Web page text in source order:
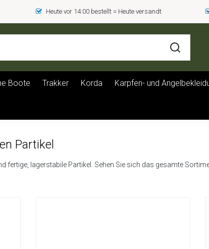
Heute vor 14:00 bestellt = Heute versandt
Boote Trakker Korda Karpfen- und
Partikel
fertige, lagerstabile Partikel. Sehen Sie sich das gesamte